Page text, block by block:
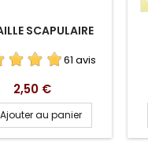
SCAPULAIRE
61 avis
Prix
2,50 €
Ajouter au panier